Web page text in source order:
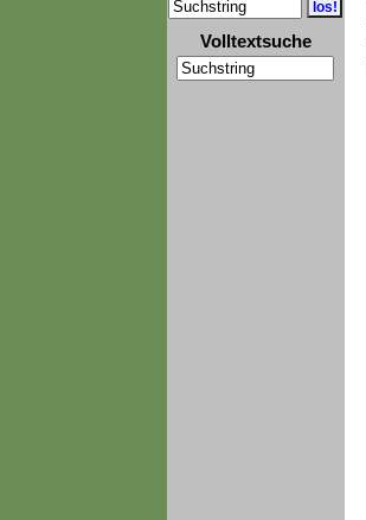
Volltextsuche